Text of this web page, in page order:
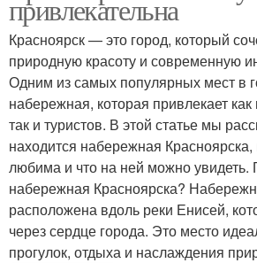
привлекательна
Красноярск — это город, который
природную красоту и современную
Одним из самых популярных мест в
набережная, которая привлекает
так и туристов. В этой статье мы
находится набережная
любима и что на ней можно увидеть.
набережная Красноярска?
расположена вдоль реки Енисей,
через сердце города. Это место
прогулок, отдыха и наслаждения